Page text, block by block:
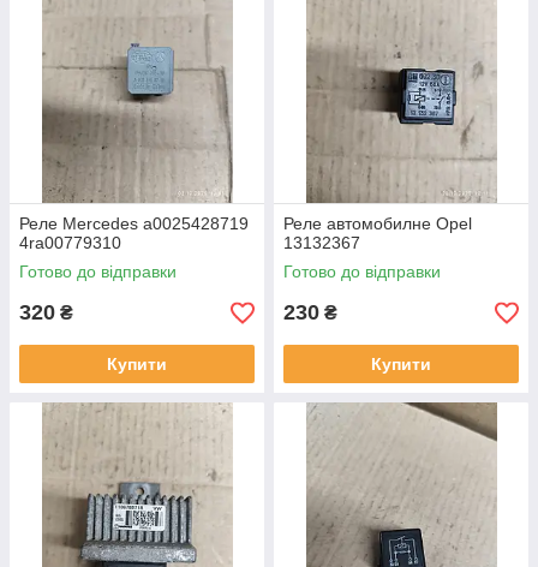
Реле Mercedes a0025428719
4ra00779310
Готово до відправки
320 ₴
Купити
Реле автомобилне Opel
13132367
Готово до відправки
230 ₴
Купити